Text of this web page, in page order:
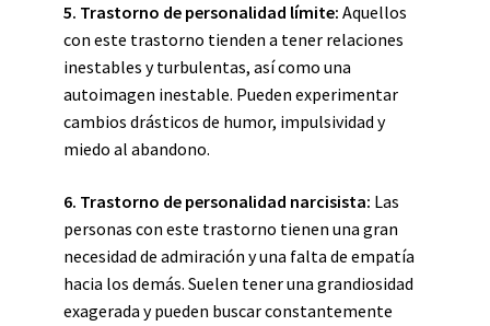
5. Trastorno de personalidad límite: Aquellos
con este trastorno tienden a tener relaciones
inestables y turbulentas, así como una
autoimagen inestable. Pueden experimentar
cambios drásticos de humor, impulsividad y
miedo al abandono.
6. Trastorno de personalidad narcisista: Las
personas con este trastorno tienen una gran
necesidad de admiración y una falta de empatía
hacia los demás. Suelen tener una grandiosidad
exagerada y pueden buscar constantemente